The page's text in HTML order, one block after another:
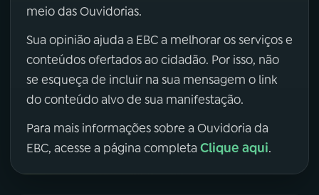
meio das Ouvidorias.
Sua opinião ajuda a EBC a melhorar os serviços e
conteúdos ofertados ao cidadão. Por isso, não
se esqueça de incluir na sua mensagem o link
do conteúdo alvo de sua manifestação.
Para mais informações sobre a Ouvidoria da
EBC, acesse a página completa Clique aqui.